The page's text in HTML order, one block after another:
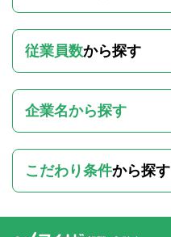
従業員数から探す
企業名から探す
こだわり条件から探す